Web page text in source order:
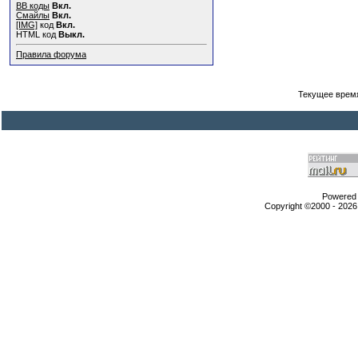
BB коды Вкл.
Смайлы Вкл.
[IMG] код Вкл.
HTML код Выкл.
Правила форума
Текущее
Copyright ©2000 -